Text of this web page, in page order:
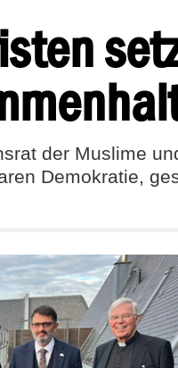
der Muslime
Demokratie,